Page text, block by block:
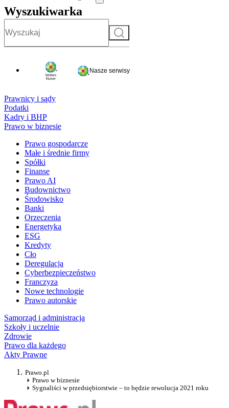
Wyszukiwarka
Szukaj
Nasze serwisy
Prawnicy i sądy
Podatki
Kadry i BHP
Prawo w biznesie
Prawo gospodarcze
Małe i średnie firmy
Spółki
Finanse
Prawo AI
Budownictwo
Środowisko
Banki
Orzeczenia
Energetyka
ESG
Kredyty
Cło
Deregulacja
Cyberbezpieczeństwo
Franczyza
Nowe technologie
Prawo autorskie
Samorząd i administracja
Szkoły i uczelnie
Zdrowie
Prawo dla każdego
Akty Prawne
Prawo.pl
Prawo w biznesie
Sygnaliści w przedsiębiorstwie – to będzie rewolucja 2021 roku